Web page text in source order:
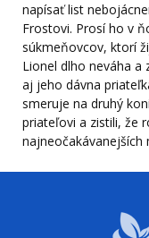
napísať list
Frostovi. Prosí ho v
súkmeňovcov, ktorí
Lionel dlho neváha a
aj jeho dávna
smeruje na druhý
priateľovi a zistili, že
najneočakávanejších